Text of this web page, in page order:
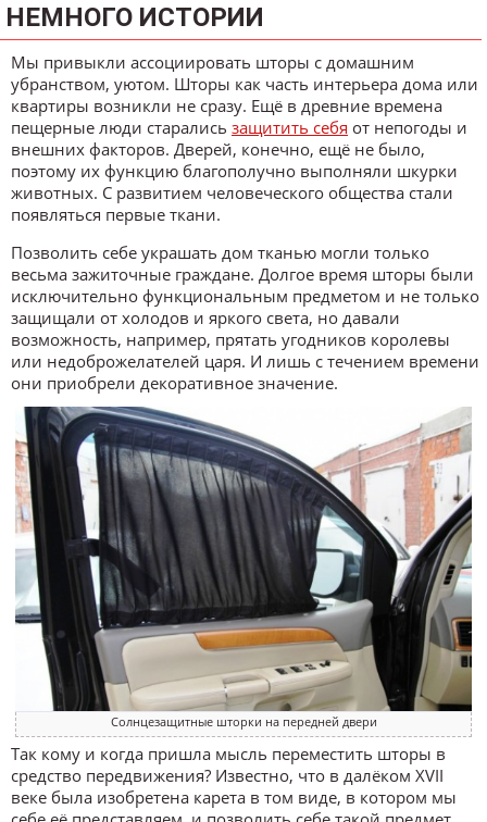
НЕМНОГО ИСТОРИИ
Мы привыкли ассоциировать шторы с домашним
убранством, уютом. Шторы как часть интерьера дома или
квартиры возникли не сразу. Ещё в древние времена
пещерные люди старались защитить себя от непогоды и
внешних факторов. Дверей, конечно, ещё не было,
поэтому их функцию благополучно выполняли шкурки
животных. С развитием человеческого общества стали
появляться первые ткани.
Позволить себе украшать дом тканью могли только
весьма зажиточные граждане. Долгое время шторы были
исключительно функциональным предметом и не только
защищали от холодов и яркого света, но давали
возможность, например, прятать угодников королевы
или недоброжелателей царя. И лишь с течением времени
они приобрели декоративное значение.
Солнцезащитные шторки на передней двери
Так кому и когда пришла мысль переместить шторы в
средство передвижения? Известно, что в далёком XVII
веке была изобретена карета в том виде, в котором мы